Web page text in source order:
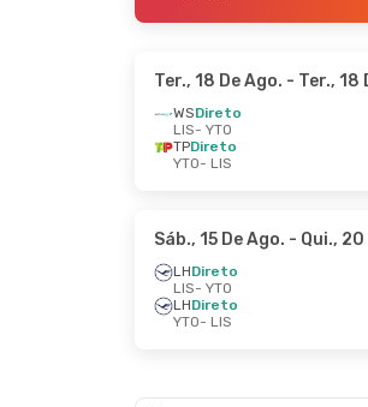
Ter., 18 De Ago. - Ter., 18
WSDireto
LIS- YTO
TPDireto
YTO- LIS
Sáb., 15 De Ago. - Qui., 20
LHDireto
LIS- YTO
LHDireto
YTO- LIS